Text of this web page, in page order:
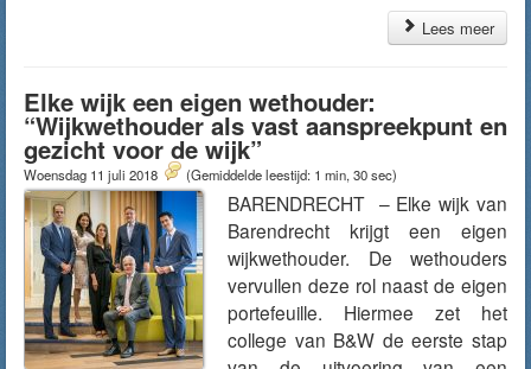
Lees meer
Elke wijk een eigen wethouder:
“Wijkwethouder als vast aanspreekpunt en
gezicht voor de wijk”
Woensdag 11 juli 2018 (Gemiddelde leestijd: 1 min, 30 sec)
BARENDRECHT – Elke wijk van
Barendrecht krijgt een eigen
wijkwethouder. De wethouders
vervullen deze rol naast de eigen
portefeuille. Hiermee zet het
college van B&W de eerste stap